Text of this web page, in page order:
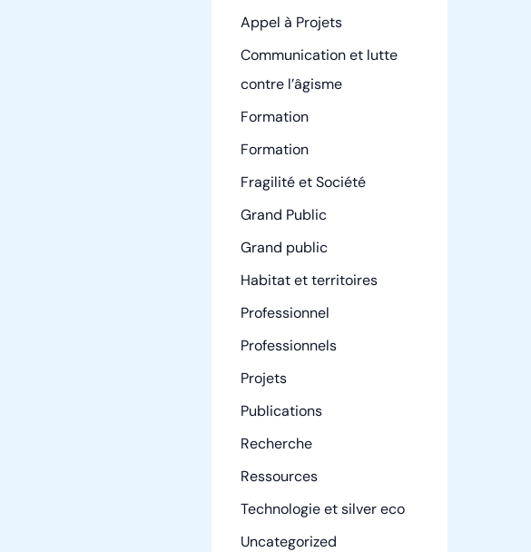
Appel à Projets
Communication et lutte
contre l’âgisme
Formation
Formation
Fragilité et Société
Grand Public
Grand public
Habitat et territoires
Professionnel
Professionnels
Projets
Publications
Recherche
Ressources
Technologie et silver eco
Uncategorized